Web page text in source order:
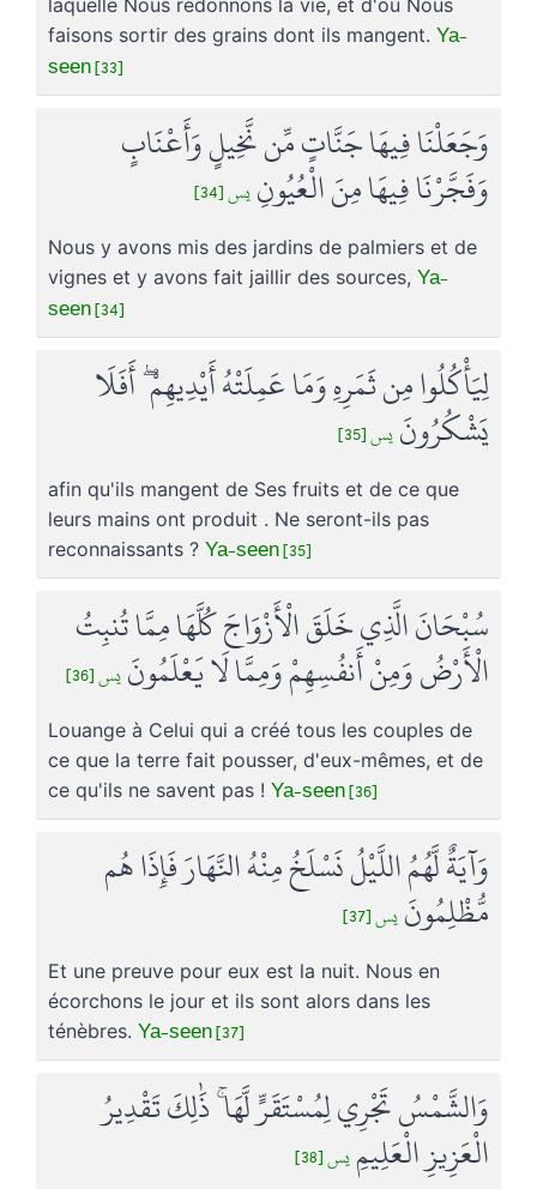
faisons sortir des grains dont ils mangent. Ya-
seen [33]
وَجَعَلْنَا فِيهَا جَنَّاتٍ مِّن نَّخِيلٍ وَأَعْنَابٍ
وَفَجَّرْنَا فِيهَا مِنَ الْعُيُونِ يس [34]
Nous y avons mis des jardins de palmiers et de
vignes et y avons fait jaillir des sources, Ya-
seen [34]
لِيَأْكُلُوا مِن ثَمَرِهِ وَمَا عَمِلَتْهُ أَيْدِيهِمْ ۖ أَفَلَا
يَشْكُرُونَ يس [35]
afin qu'ils mangent de Ses fruits et de ce que
leurs mains ont produit . Ne seront-ils pas
reconnaissants ? Ya-seen [35]
سُبْحَانَ الَّذِي خَلَقَ الْأَزْوَاجَ كُلَّهَا مِمَّا تُنبِتُ
الْأَرْضُ وَمِنْ أَنفُسِهِمْ وَمِمَّا لَا يَعْلَمُونَ يس [36]
Louange à Celui qui a créé tous les couples de
ce que la terre fait pousser, d'eux-mêmes, et de
ce qu'ils ne savent pas ! Ya-seen [36]
وَآيَةٌ لَّهُمُ اللَّيْلُ نَسْلَخُ مِنْهُ النَّهَارَ فَإِذَا هُم
مُّظْلِمُونَ يس [37]
Et une preuve pour eux est la nuit. Nous en
écorchons le jour et ils sont alors dans les
ténèbres. Ya-seen [37]
وَالشَّمْسُ تَجْرِي لِمُسْتَقَرٍّ لَّهَا ۚ ذَٰلِكَ تَقْدِيرُ
الْعَزِيزِ الْعَلِيمِ يس [38]